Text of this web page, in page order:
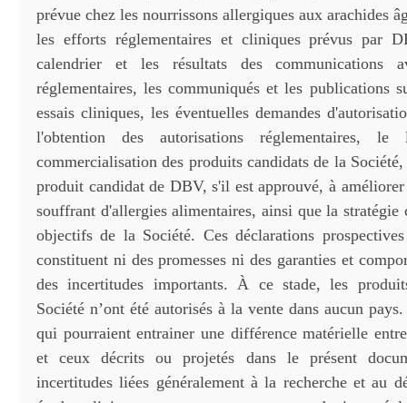
prévue chez les nourrissons allergiques aux arachides
les efforts réglementaires et cliniques prévus par
calendrier et les résultats des communications
réglementaires, les communiqués et les publications
essais cliniques, les éventuelles demandes
l'obtention des autorisations réglementaires,
commercialisation des produits candidats de la
produit candidat de DBV, s'il est approuvé, à
souffrant d'allergies alimentaires, ainsi que la stratégie
objectifs de la Société. Ces déclarations
constituent ni des promesses ni des garanties et
des incertitudes importants. À ce stade, les
Société n’ont été autorisés à la vente dans aucun
qui pourraient entrainer une différence matérielle
et ceux décrits ou projetés dans le présent
incertitudes liées généralement à la recherche et au